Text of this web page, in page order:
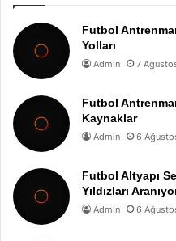
Futbol
Yolları
Admin 7
Futbol
Kaynaklar
Admin 6
Futbol Altyapı
Yıldızları
Admin 6